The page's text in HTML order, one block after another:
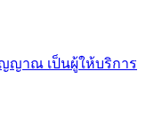
ญญาณ เป็นผู้ให้บริการ